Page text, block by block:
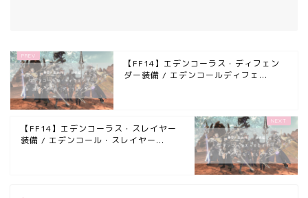
【FF14】エデンコーラス・ディフェン
ダー装備 / エデンコールディフェ...
【FF14】エデンコーラス・スレイヤー
装備 / エデンコール・スレイヤー...